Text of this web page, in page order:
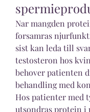
Nar mangden
forsamras
sist kan leda till
testosteron hos
behover patienten
behandling med
Hos patienter med
utsondras protein i